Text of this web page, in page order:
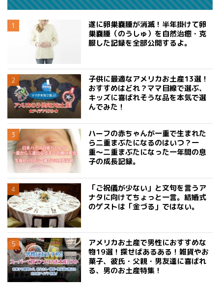
遂に卵巣嚢腫が消滅！半年掛けて卵
巣嚢腫（のうしゅ）を自然治癒・克
服した記録を全部公開するよ。
子供に最適なアメリカお土産13選！
おすすめはどれ？ママ目線で選ぶ、
キッズに喜ばれそうな品を本気で選
んでみた！
ハーフの赤ちゃんが一重で生まれた
ら二重まぶたになるのはいつ？一
重〜二重まぶたになった一年間の息
子の成長記録。
「ご祝儀が少ない」と文句を言うア
ナタに向けてちょっと一言。結婚式
のゲストは「金づる」ではない。
アメリカお土産で男性におすすめな
物19選！探せばあるある！雑貨やお
菓子、彼氏・父親・男友達に喜ばれ
る、男のお土産特集！